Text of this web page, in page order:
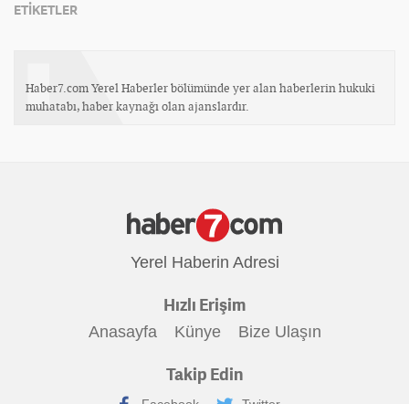
ETİKETLER
Haber7.com Yerel Haberler bölümünde yer alan haberlerin hukuki
muhatabı, haber kaynağı olan ajanslardır.
Yerel Haberin Adresi
Hızlı Erişim
Anasayfa Künye Bize Ulaşın
Takip Edin